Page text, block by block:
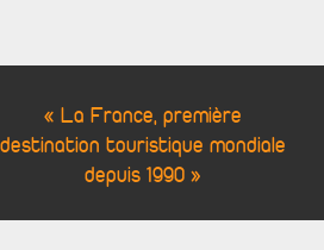
« La France, première
destination touristique mondiale
depuis 1990 »